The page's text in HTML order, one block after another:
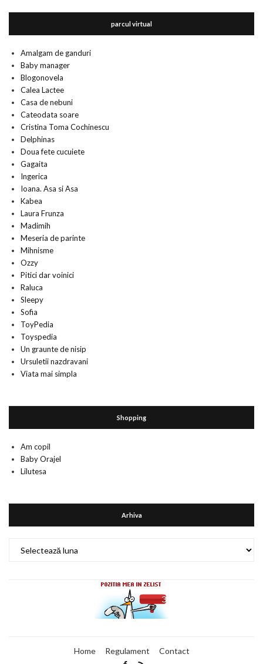
parcul virtual
Amalgam de ganduri
Baby manager
Blogonovela
Calea Lactee
Casa de nebuni
Cateodata soare
Cristina Toma Cochinescu
Delphinas
Doua fete cucuiete
Gagaita
Ingerica
Ioana. Asa si Asa
Kabea
Laura Frunza
Madimih
Meseria de parinte
Mihnisme
Ozzy
Pitici dar voinici
Raluca
Sleepy
Sofia
ToyPedia
Toyspedia
Un graunte de nisip
Ursuletii nazdravani
Viata mai simpla
Shopping
Am copil
Baby Orajel
Lilutesa
Arhiva
Home Regulament Contact